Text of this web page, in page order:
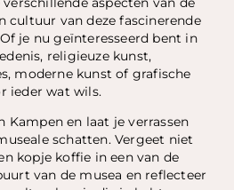
cultuur van deze fascinerende
je nu geïnteresseerd bent in
religieuze kunst,
moderne kunst of grafische
ieder wat wils.
Kampen en laat je verrassen
schatten. Vergeet niet
kopje koffie in een van de
van de musea en reflecteer